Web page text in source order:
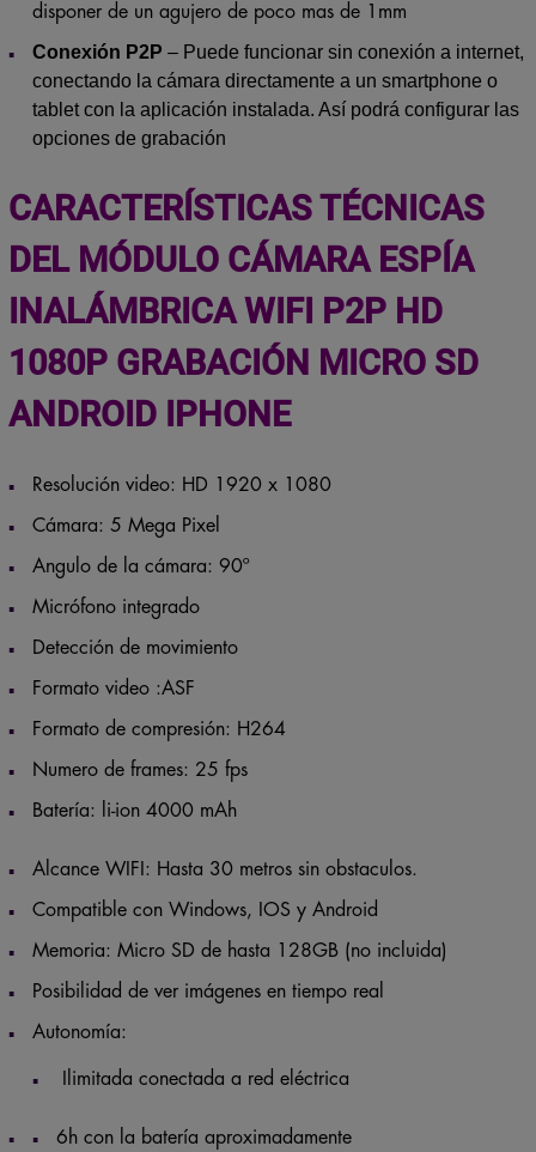
disponer de un agujero de poco mas de 1mm
Conexión P2P – Puede funcionar sin conexión a internet,
conectando la cámara directamente a un smartphone o
tablet con la aplicación instalada. Así podrá configurar las
opciones de grabación
CARACTERÍSTICAS TÉCNICAS
DEL MÓDULO CÁMARA ESPÍA
INALÁMBRICA WIFI P2P HD
1080P GRABACIÓN MICRO SD
ANDROID IPHONE
Resolución video: HD 1920 x 1080
Cámara: 5 Mega Pixel
Angulo de la cámara: 90º
Micrófono integrado
Detección de movimiento
Formato video :ASF
Formato de compresión: H264
Numero de frames: 25 fps
Batería: li-ion 4000 mAh
Alcance WIFI: Hasta 30 metros sin obstaculos.
Compatible con Windows, IOS y Android
Memoria: Micro SD de hasta 128GB (no incluida)
Posibilidad de ver imágenes en tiempo real
Autonomía:
Ilimitada conectada a red eléctrica
6h con la batería aproximadamente